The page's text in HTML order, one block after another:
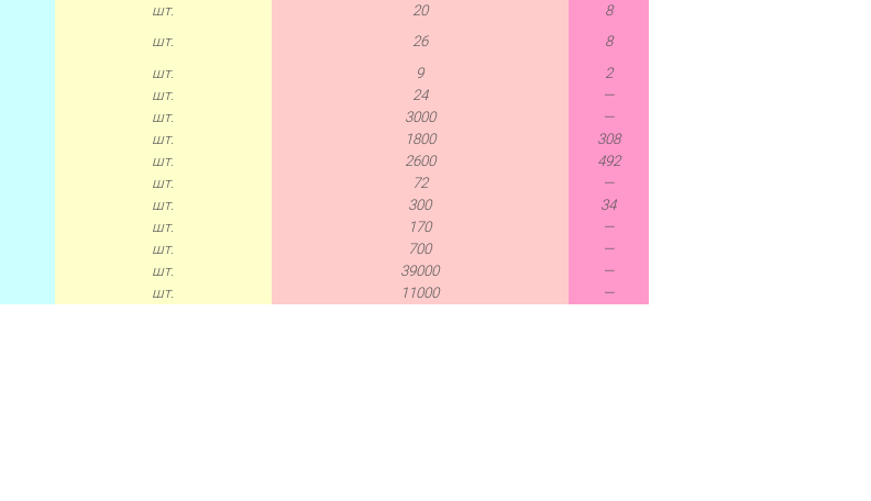
шт. 20 8
шт. 26
8
шт. 9
2
шт. 24
—
шт. 3000
—
шт. 1800
308
шт. 2600
492
шт. 72
—
шт. 300
34
шт. 170
—
шт. 700
—
шт. 39000
—
шт. 11000 —